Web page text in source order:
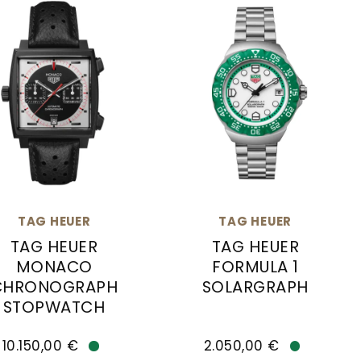
Preis: 7.500,00 €, Verfügbar
1 CHRONOGRAPH, Ref: CBZ2082.BF0009, Preis:
TAG HEUER
TAG HEUER
MONACO
STOPWATCH
10.150,00 €
TAG HEUER
TAG HEUER
FORMULA 1
SOLARGRAPH
2.050,00 €